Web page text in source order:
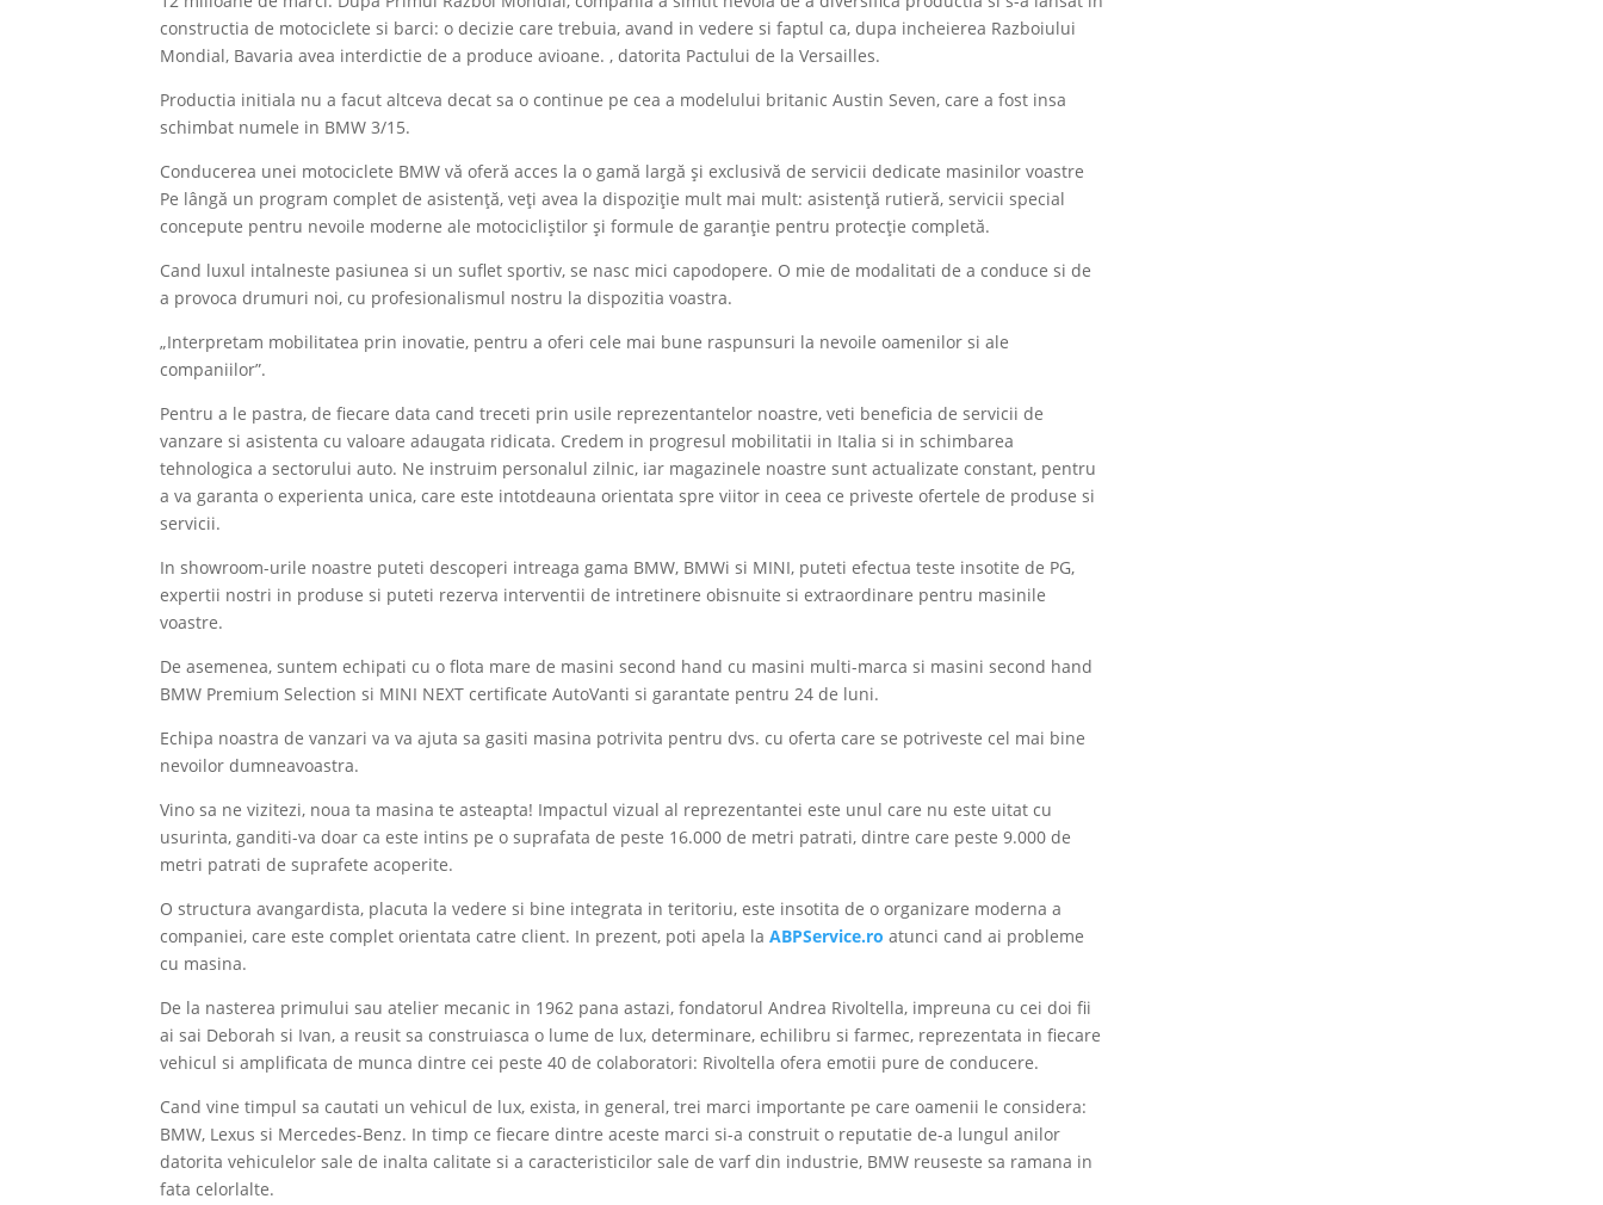
constructia de motociclete si barci: o decizie care trebuia, avand in vedere si faptul ca, dupa incheierea Razboiului
Mondial, Bavaria avea interdictie de a produce avioane. , datorita Pactului de la Versailles.
Productia initiala nu a facut altceva decat sa o continue pe cea a modelului britanic Austin Seven, care a fost insa
schimbat numele in BMW 3/15.
Conducerea unei motociclete BMW vă oferă acces la o gamă largă și exclusivă de servicii dedicate masinilor voastre
Pe lângă un program complet de asistență, veți avea la dispoziție mult mai mult: asistență rutieră, servicii special
concepute pentru nevoile moderne ale motocicliștilor și formule de garanție pentru protecție completă.
Cand luxul intalneste pasiunea si un suflet sportiv, se nasc mici capodopere. O mie de modalitati de a conduce si de
a provoca drumuri noi, cu profesionalismul nostru la dispozitia voastra.
„Interpretam mobilitatea prin inovatie, pentru a oferi cele mai bune raspunsuri la nevoile oamenilor si ale
companiilor”.
Pentru a le pastra, de fiecare data cand treceti prin usile reprezentantelor noastre, veti beneficia de servicii de
vanzare si asistenta cu valoare adaugata ridicata. Credem in progresul mobilitatii in Italia si in schimbarea
tehnologica a sectorului auto. Ne instruim personalul zilnic, iar magazinele noastre sunt actualizate constant, pentru
a va garanta o experienta unica, care este intotdeauna orientata spre viitor in ceea ce priveste ofertele de produse si
servicii.
In showroom-urile noastre puteti descoperi intreaga gama BMW, BMWi si MINI, puteti efectua teste insotite de PG,
expertii nostri in produse si puteti rezerva interventii de intretinere obisnuite si extraordinare pentru masinile
voastre.
De asemenea, suntem echipati cu o flota mare de masini second hand cu masini multi-marca si masini second hand
BMW Premium Selection si MINI NEXT certificate AutoVanti si garantate pentru 24 de luni.
Echipa noastra de vanzari va va ajuta sa gasiti masina potrivita pentru dvs. cu oferta care se potriveste cel mai bine
nevoilor dumneavoastra.
Vino sa ne vizitezi, noua ta masina te asteapta! Impactul vizual al reprezentantei este unul care nu este uitat cu
usurinta, ganditi-va doar ca este intins pe o suprafata de peste 16.000 de metri patrati, dintre care peste 9.000 de
metri patrati de suprafete acoperite.
O structura avangardista, placuta la vedere si bine integrata in teritoriu, este insotita de o organizare moderna a
companiei, care este complet orientata catre client. In prezent, poti apela laABPService.ro atunci cand ai probleme
cu masina.
De la nasterea primului sau atelier mecanic in 1962 pana astazi, fondatorul Andrea Rivoltella, impreuna cu cei doi fii
ai sai Deborah si Ivan, a reusit sa construiasca o lume de lux, determinare, echilibru si farmec, reprezentata in fiecare
vehicul si amplificata de munca dintre cei peste 40 de colaboratori: Rivoltella ofera emotii pure de conducere.
Cand vine timpul sa cautati un vehicul de lux, exista, in general, trei marci importante pe care oamenii le considera:
BMW, Lexus si Mercedes-Benz. In timp ce fiecare dintre aceste marci si-a construit o reputatie de-a lungul anilor
datorita vehiculelor sale de inalta calitate si a caracteristicilor sale de varf din industrie, BMW reuseste sa ramana in
fata celorlalte.